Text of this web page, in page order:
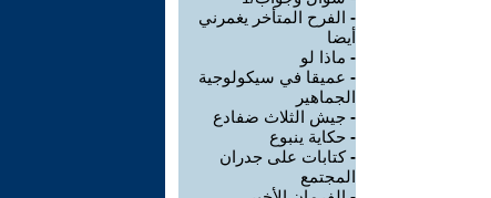
- الفرح المتأخر يغمرني
أيضا
- ماذا لو
- عميقا في سيكولوجية
الجماهير
- جيش الثلاث ضفادع
- حكاية ينبوع
-كتابات على جدران
المجتمع